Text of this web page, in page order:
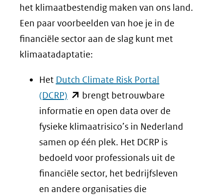
het klimaatbestendig maken van ons land.
Een paar voorbeelden van hoe je in de
financiële sector aan de slag kunt met
klimaatadaptatie:
Het Dutch Climate Risk Portal
(DCRP) (opent
in
nieuw
venster)
(verwijst
naar
een
brengt betrouwbare
informatie en open data over de
fysieke klimaatrisico’s in Nederland
samen op één plek. Het DCRP is
bedoeld voor professionals uit de
financiële sector, het bedrijfsleven
en andere organisaties die